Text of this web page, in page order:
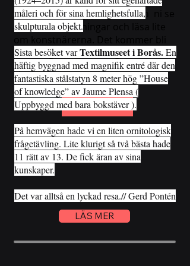
I vårt utställningsprogram kan ni se
alla våra utställningar och läsa lite
ett härligt år med många
spännande konstnärer som ställer
ut i MHk. Klicka på länken.
LÄS MER
måleri och för sina hemlighetsfulla,
skulpturala objekt.
Sista besöket varTextilmuseet i Borås.En
häftig byggnad med magnifik entré där den
fantastiska stålstatyn 8 meter hög ”House
of knowledge” av Jaume Plensa (
Uppbyggd med bara bokstäver ).
På hemvägen hade vi en liten ornitologisk
frågetävling. Lite klurigt så två bästa hade
11 rätt av 13. De fick äran av sina
kunskaper.
Det var alltså en lyckad resa.// Gerd Pontén
LÄS MER